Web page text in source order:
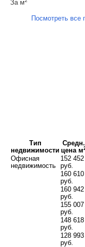
За м
Посмотреть все
Тип
недвижимости
Средн.
цена м
Офисная
недвижимость
152 452
руб.
160 610
руб.
160 942
руб.
155 007
руб.
148 618
руб.
128 993
руб.